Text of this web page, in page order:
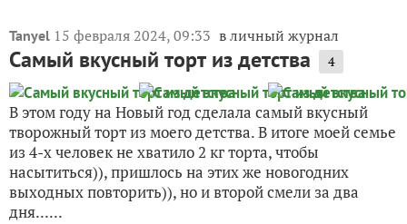
Tanyel 15 февраля 2024, 09:33 в личный журнал
Самый вкусный торт из детства 4
В этом году на Новый год сделала самый вкусный
творожный торт из моего детства. В итоге моей семье
из 4-х человек не хватило 2 кг торта, чтобы
насытиться)), пришлось на этих же новогодних
выходных повторить)), но и второй смели за два
дня......